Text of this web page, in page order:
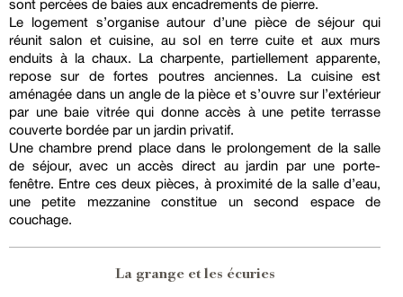
sont percées de baies aux encadrements de pierre.
Le logement s’organise autour d’une pièce de séjour qui
réunit salon et cuisine, au sol en terre cuite et aux murs
enduits à la chaux. La charpente, partiellement apparente,
repose sur de fortes poutres anciennes. La cuisine est
aménagée dans un angle de la pièce et s’ouvre sur l’extérieur
par une baie vitrée qui donne accès à une petite terrasse
couverte bordée par un jardin privatif.
Une chambre prend place dans le prolongement de la salle
de séjour, avec un accès direct au jardin par une porte-
fenêtre. Entre ces deux pièces, à proximité de la salle d’eau,
une petite mezzanine constitue un second espace de
couchage.
La grange et les écuries